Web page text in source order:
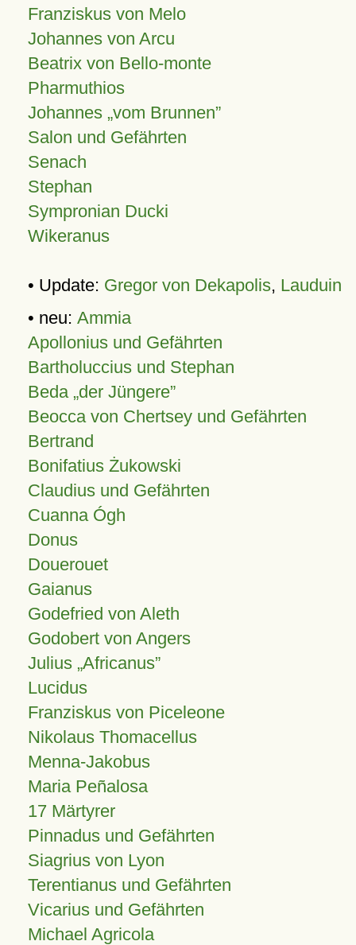
Franziskus von Melo
Johannes von Arcu
Beatrix von Bello-monte
Pharmuthios
Johannes vom Brunnen
Salon und Gefährten
Senach
Stephan
Sympronian Ducki
Wikeranus
• Update: Gregor von Dekapolis, Lauduin
• neu: Ammia
Apollonius und Gefährten
Bartholuccius und Stephan
Beda „der Jüngere”
Beocca von Chertsey und Gefährten
Bertrand
Bonifatius Żukowski
Claudius und Gefährten
Cuanna Ógh
Donus
Douerouet
Gaianus
Godefried von Aleth
Godobert von Angers
Julius Africanus
Lucidus
Franziskus von Piceleone
Nikolaus Thomacellus
Menna-Jakobus
Maria Peñalosa
17 Märtyrer
Pinnadus und Gefährten
Siagrius von Lyon
Terentianus und Gefährten
Vicarius und Gefährten
Michael Agricola